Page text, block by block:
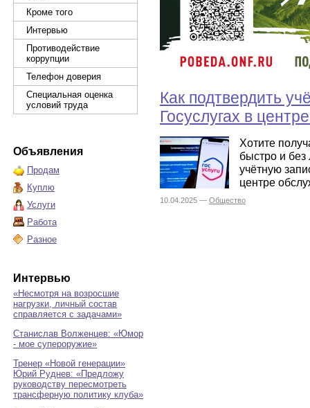
Кроме того
Интервью
Противодействие
коррупции
Телефон доверия
Специальная оценка
условий труда
Объявления
Продам
Куплю
Услуги
Работа
Разное
Интервью
«Несмотря на возросшие
нагрузки, личный состав
справляется с задачами»
Станислав Волженцев: «Юмор
- мое супероружие»
Тренер «Новой генерации»
Юрий Руднев: «Предложу
руководству пересмотреть
трансферную политику клуба»
Как подтвердить
Госуслугах в
Хотите
быстро и
учётную
центре
10.04.2025 — Общество